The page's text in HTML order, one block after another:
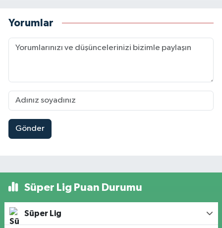
Yorumlar
Gönder
Süper Lig Puan Durumu
Süper Lig